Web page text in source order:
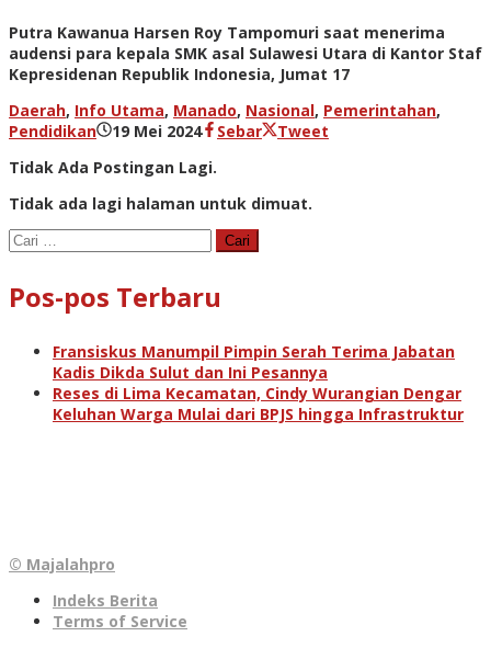
Putra Kawanua Harsen Roy Tampomuri saat menerima
audensi para kepala SMK asal Sulawesi Utara di Kantor Staf
Kepresidenan Republik Indonesia, Jumat 17
Daerah, Info Utama, Manado, Nasional, Pemerintahan,
Pendidikan
19 Mei 2024olehSebar
Tweet
Tidak Ada Postingan Lagi.
Tidak ada lagi halaman untuk dimuat.
Cari
Pos-pos Terbaru
Fransiskus Manumpil Pimpin Serah Terima Jabatan
Kadis Dikda Sulut dan Ini Pesannya
Reses di Lima Kecamatan, Cindy Wurangian Dengar
Keluhan Warga Mulai dari BPJS hingga Infrastruktur
© Majalahpro
Indeks Berita
Terms of Service